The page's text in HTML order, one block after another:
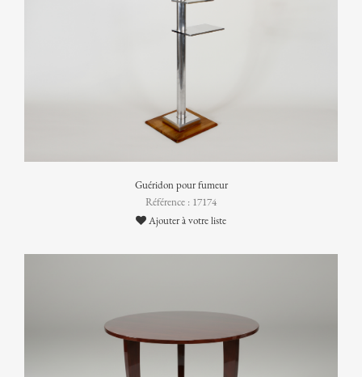
Guéridon pour fumeur
Référence : 17174
Ajouter à votre liste